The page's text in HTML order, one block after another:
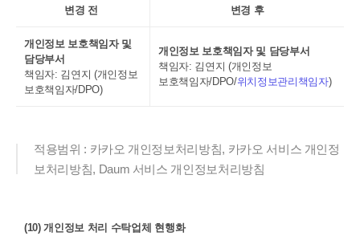
변경 전 변경 후
개인정보 보호책임자 및
담당부서
책임자: 김연지 (개인정보
보호책임자/DPO)
개인정보 보호책임자 및 담당부서
책임자: 김연지 (개인정보
보호책임자/DPO/위치정보관리책임자)
적용범위 : 카카오 개인정보처리방침, 카카오 서비스 개인정
보처리방침, Daum 서비스 개인정보처리방침
(10) 개인정보 처리 수탁업체 현행화